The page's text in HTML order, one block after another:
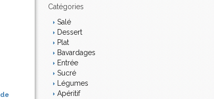
i Catégories
Salé
Dessert
Plat
Bavardages
Entrée
Sucré
Légumes
Apéritif